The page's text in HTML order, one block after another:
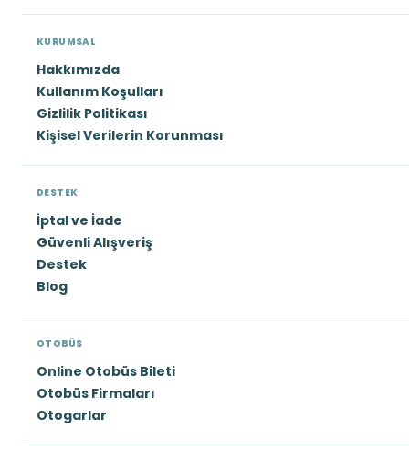
KURUMSAL
Hakkımızda
Kullanım Koşulları
Gizlilik Politikası
Kişisel Verilerin Korunması
DESTEK
İptal ve İade
Güvenli Alışveriş
Destek
Blog
OTOBÜS
Online Otobüs Bileti
Otobüs Firmaları
Otogarlar